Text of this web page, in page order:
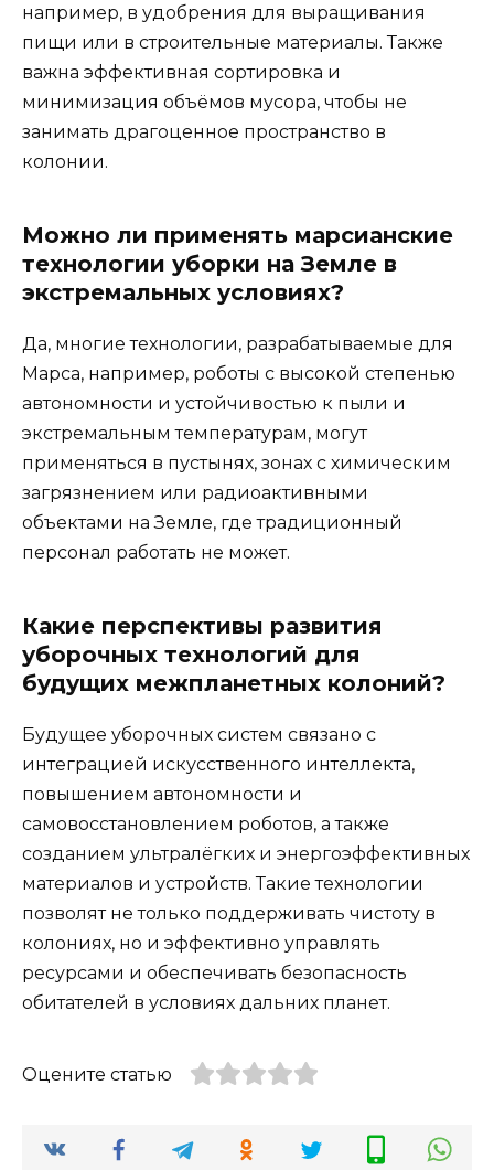
например, в удобрения для выращивания
пищи или в строительные материалы. Также
важна эффективная сортировка и
минимизация объёмов мусора, чтобы не
занимать драгоценное пространство в
колонии.
Можно ли применять марсианские
технологии уборки на Земле в
экстремальных условиях?
Да, многие технологии, разрабатываемые для
Марса, например, роботы с высокой степенью
автономности и устойчивостью к пыли и
экстремальным температурам, могут
применяться в пустынях, зонах с химическим
загрязнением или радиоактивными
объектами на Земле, где традиционный
персонал работать не может.
Какие перспективы развития
уборочных технологий для
будущих межпланетных колоний?
Будущее уборочных систем связано с
интеграцией искусственного интеллекта,
повышением автономности и
самовосстановлением роботов, а также
созданием ультралёгких и энергоэффективных
материалов и устройств. Такие технологии
позволят не только поддерживать чистоту в
колониях, но и эффективно управлять
ресурсами и обеспечивать безопасность
обитателей в условиях дальних планет.
Оцените статью